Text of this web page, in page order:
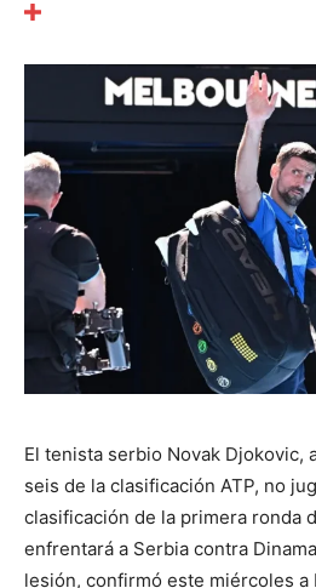
El tenista serbio Novak Djokovic,
seis de la clasificación ATP, no
clasificación de la primera ronda
enfrentará a Serbia contra
lesión, confirmó este miércoles a